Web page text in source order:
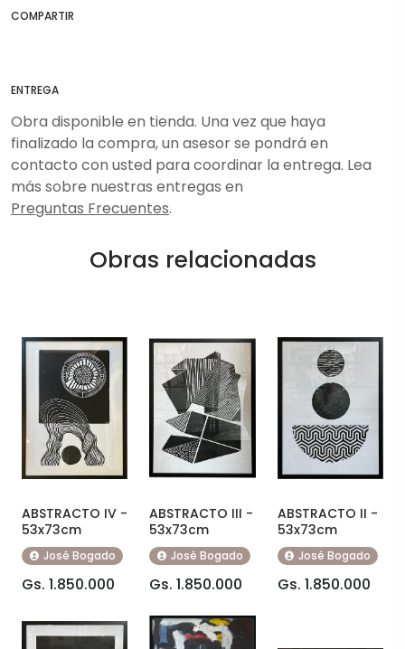
COMPARTIR
ENTREGA
Obra disponible en tienda. Una vez que haya
finalizado la compra, un asesor se pondrá en
contacto con usted para coordinar la entrega. Lea
más sobre nuestras entregas en
Preguntas Frecuentes.
Obras relacionadas
ABSTRACTO IV -
53x73cm
José Bogado
Gs. 1.850.000
ABSTRACTO III -
53x73cm
José Bogado
Gs. 1.850.000
ABSTRACTO II -
53x73cm
José Bogado
Gs. 1.850.000